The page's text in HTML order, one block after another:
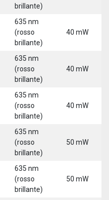
brillante)
635 nm
(rosso
brillante)
40 mW
635 nm
(rosso
brillante)
40 mW
635 nm
(rosso
brillante)
40 mW
635 nm
(rosso
brillante)
50 mW
635 nm
(rosso
brillante)
50 mW